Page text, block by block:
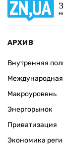
АРХИВ
Внутренняя
Макроуровень
Энергорынок
Приватизация
Экономика